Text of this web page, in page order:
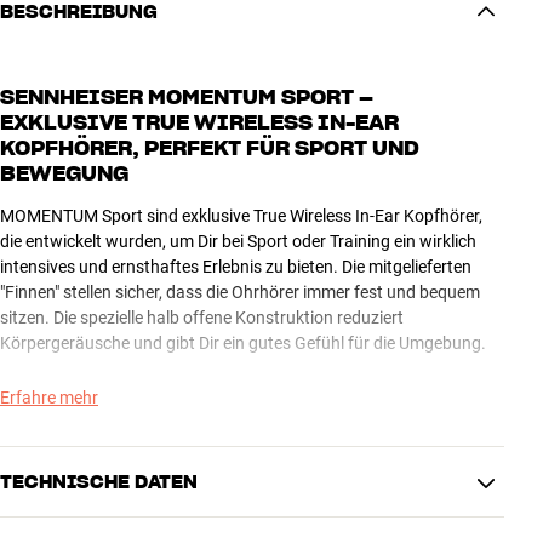
BESCHREIBUNG
SENNHEISER MOMENTUM SPORT –
EXKLUSIVE TRUE WIRELESS IN-EAR
KOPFHÖRER, PERFEKT FÜR SPORT UND
BEWEGUNG
MOMENTUM Sport sind exklusive True Wireless In-Ear Kopfhörer,
die entwickelt wurden, um Dir bei Sport oder Training ein wirklich
intensives und ernsthaftes Erlebnis zu bieten. Die mitgelieferten
"Finnen" stellen sicher, dass die Ohrhörer immer fest und bequem
sitzen. Die spezielle halb offene Konstruktion reduziert
Körpergeräusche und gibt Dir ein gutes Gefühl für die Umgebung.
MOMENTUM Sport sind robust konstruiert, so dass Du großartigen
Training beanspruchst. Mit einer IP55-Zertifizierung sind sie sowohl
staub- als auch wasserdicht und können bei Bedarf auch unter dem
Erfahre mehr
TECHNISCHE DATEN